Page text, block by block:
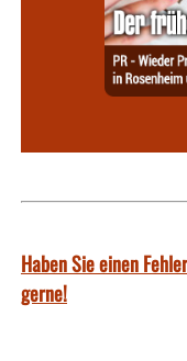
Haben Sie einen
gerne!